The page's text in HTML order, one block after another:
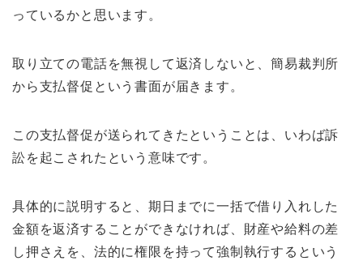
っているかと思います。
取り立ての電話を無視して返済しないと、簡易裁判所
から支払督促という書面が届きます。
この支払督促が送られてきたということは、いわば訴
訟を起こされたという意味です。
具体的に説明すると、期日までに一括で借り入れした
金額を返済することができなければ、財産や給料の差
し押さえを、法的に権限を持って強制執行するという